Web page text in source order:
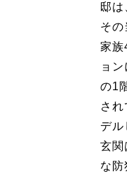
邸は
そ
家族
ョ
の1
さ
デル
玄関
な